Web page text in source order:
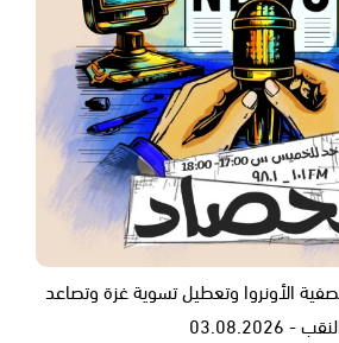
الأونروا وتعطيل تسوية غزة وتصاعد